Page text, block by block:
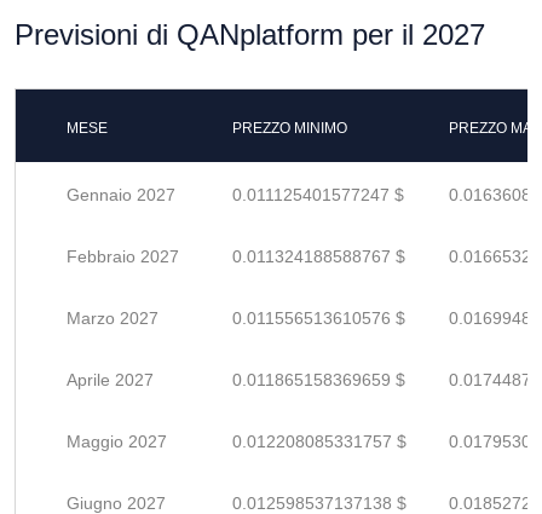
Previsioni di QANplatform per il 2027
MESE PREZZO MINIMO PREZZO
Gennaio 2027 0.011125401577247 $
Febbraio 2027 0.011324188588767 $
Marzo 2027 0.011556513610576 $
Aprile 2027 0.011865158369659 $
Maggio 2027 0.012208085331757 $
Giugno 2027 0.012598537137138 $